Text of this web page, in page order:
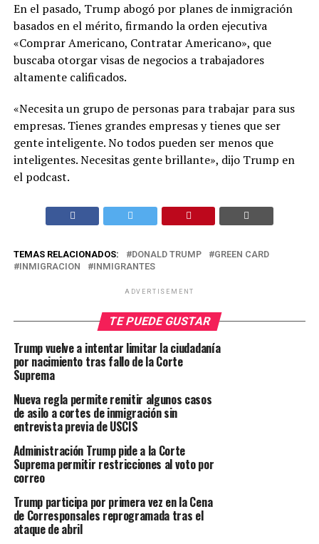
En el pasado, Trump abogó por planes de inmigración
basados en el mérito, firmando la orden ejecutiva
«Comprar Americano, Contratar Americano», que
buscaba otorgar visas de negocios a trabajadores
altamente calificados.
«Necesita un grupo de personas para trabajar para sus
empresas. Tienes grandes empresas y tienes que ser
gente inteligente. No todos pueden ser menos que
inteligentes. Necesitas gente brillante», dijo Trump en
el podcast.
TEMAS RELACIONADOS: DONALD TRUMP
GREEN CARD
INMIGRACION
INMIGRANTES
ADVERTISEMENT
TE PUEDE GUSTAR
Trump vuelve a intentar limitar la ciudadanía
por nacimiento tras fallo de la Corte
Suprema
Nueva regla permite remitir algunos casos
de asilo a cortes de inmigración sin
entrevista previa de USCIS
Administración Trump pide a la Corte
Suprema permitir restricciones al voto por
correo
Trump participa por primera vez en la Cena
de Corresponsales reprogramada tras el
ataque de abril